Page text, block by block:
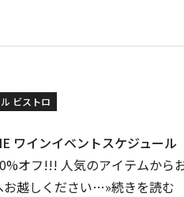
ル ビストロ
ワインイベントスケジュール
オフ!!! 人気のアイテムから
お越しください…»続きを読む